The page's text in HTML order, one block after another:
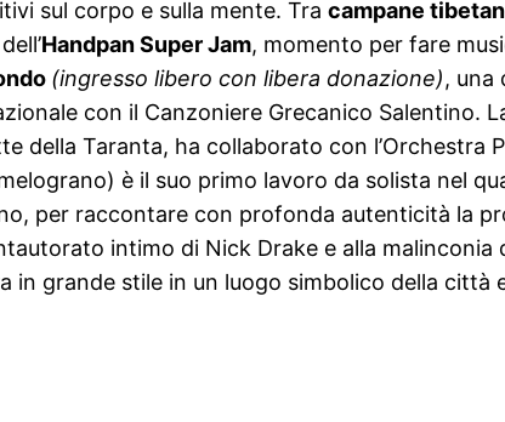
sul corpo e sulla mente. Tra campane
Handpan Super Jam, momento per fare
(ingresso libero con libera donazione), una
con il Canzoniere Grecanico Salentino.
della Taranta, ha collaborato con l’Orchestra
è il suo primo lavoro da solista nel
per raccontare con profonda autenticità la
intimo di Nick Drake e alla
grande stile in un luogo simbolico della città